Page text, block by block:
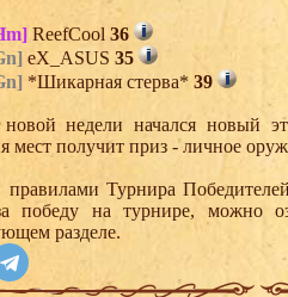
ReefCool 36
eX_ASUS 35
*Шикарная стерва* 39
недели начался новый
мест получит приз - личное
Турнира
победу на турнире, можно
разделе.